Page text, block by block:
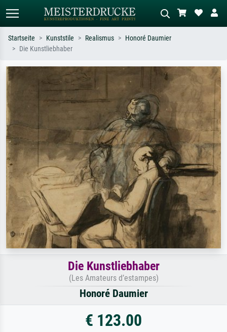
Suchen Sie nach Künstlern, Werktiteln
oder Stilen – z.B. Monet,
Sternennacht, Impressionismus, Welle
Hokusai, Akt.
Beschreiben Sie die Szene – z.B. Grüne
Wiese, Abstrakt mit viel Rot, Dunkles
Ölgemälde, Stehender Akt neben einem
Baum.
Startseite Kunststile Realismus
Honoré Daumier
Die Kunstliebhaber
Die Kunstliebhaber
(Les Amateurs d’estampes)
Honoré Daumier
€ 123.00